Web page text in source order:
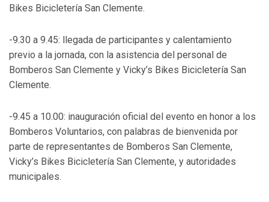
Bikes Bicicletería San Clemente.
-9.30 a 9.45: llegada de participantes y calentamiento
previo a la jornada, con la asistencia del personal de
Bomberos San Clemente y Vicky’s Bikes Bicicletería San
Clemente.
-9.45 a 10.00: inauguración oficial del evento en honor a los
Bomberos Voluntarios, con palabras de bienvenida por
parte de representantes de Bomberos San Clemente,
Vicky’s Bikes Bicicletería San Clemente, y autoridades
municipales.